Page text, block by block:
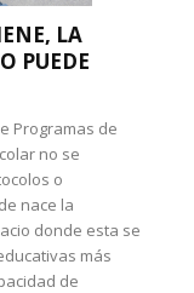
LA
PUEDE
Programas de
no se
o
nace la
donde esta se
más
de